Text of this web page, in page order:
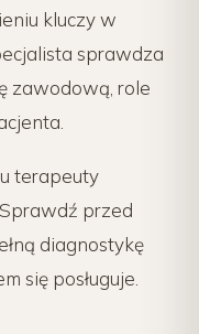
kluczy w
sprawdza
zawodową, role
terapeuty
przed
diagnostykę
się posługuje.